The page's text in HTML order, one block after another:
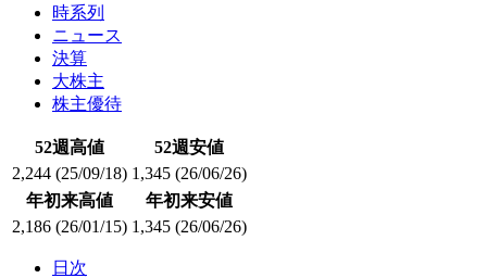
時系列
ニュース
決算
大株主
株主優待
52週高値
52週安値
2,244 (25/09/18) 1,345 (26/06/26)
年初来高値
年初来安値
2,186 (26/01/15) 1,345 (26/06/26)
日次